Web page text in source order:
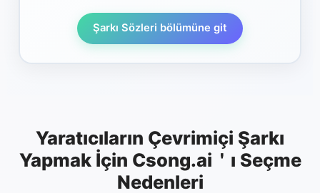
Şarkı Sözleri bölümüne git
Yaratıcıların Çevrimiçi Şarkı
Yapmak İçin Csong.ai＇ı Seçme
Nedenleri